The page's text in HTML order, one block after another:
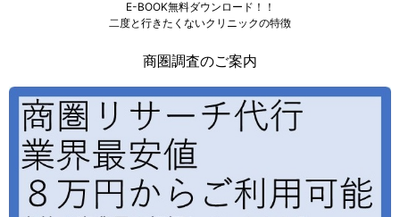
E-BOOK無料ダウンロード！！
二度と行きたくないクリニックの特徴
商圏調査のご案内